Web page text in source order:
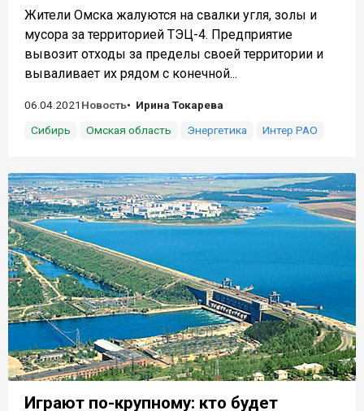
Жители Омска жалуются на свалки угля, золы и
мусора за территорией ТЭЦ-4. Предприятие
вывозит отходы за пределы своей территории и
вываливает их рядом с конечной...
06.04.2021 Новость
Ирина Токарева
Сибирь
Омская область Энергетика Интер РАО
Играют по-крупному: кто будет